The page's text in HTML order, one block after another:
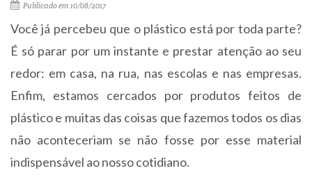
Publicado em 10/08/2017
Você já percebeu que o plástico está por toda parte?
É só parar por um instante e prestar atenção ao seu
redor: em casa, na rua, nas escolas e nas empresas.
Enfim, estamos cercados por produtos feitos de
plástico e muitas das coisas que fazemos todos os dias
não aconteceriam se não fosse por esse material
indispensável ao nosso cotidiano.